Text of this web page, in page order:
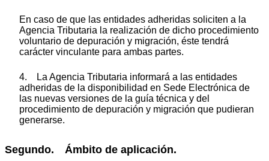
En caso de que las entidades adheridas soliciten a la
Agencia Tributaria la realización de dicho procedimiento
voluntario de depuración y migración, éste tendrá
carácter vinculante para ambas partes.
4. La Agencia Tributaria informará a las entidades
adheridas de la disponibilidad en Sede Electrónica de
las nuevas versiones de la guía técnica y del
procedimiento de depuración y migración que pudieran
generarse.
Segundo. Ámbito de aplicación.